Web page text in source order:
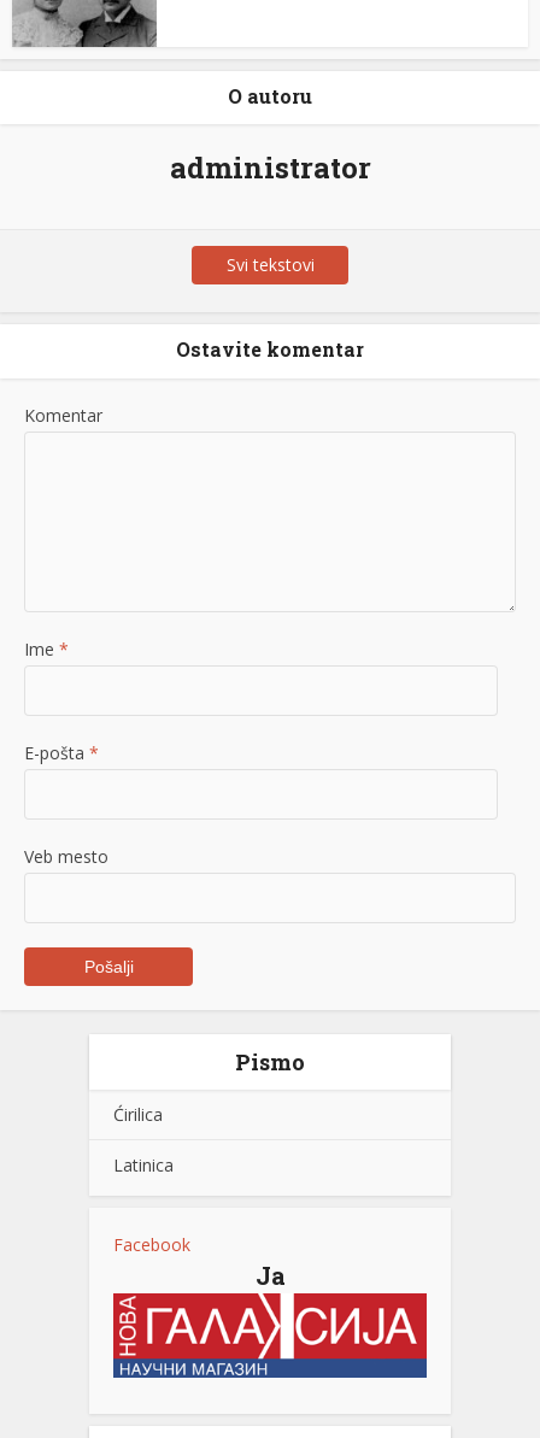
O autoru
administrator
Svi tekstovi
Ostavite komentar
Komentar
Ime *
E-pošta *
Veb mesto
Pismo
Ćirilica
Latinica
Facebook
Ja